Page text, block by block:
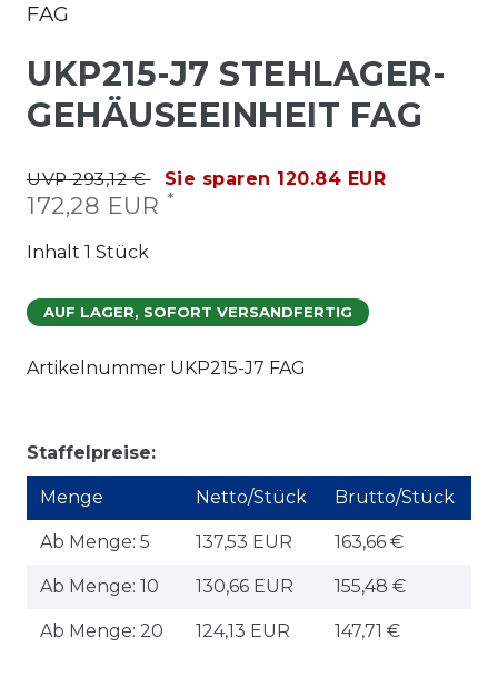
FAG
UKP215-J7 STEHLAGER-
GEHÄUSEEINHEIT FAG
UVP 293,12 € Sie sparen 120.84 EUR
172,28 EUR *
Inhalt 1 Stück
AUF LAGER, SOFORT VERSANDFERTIG
Artikelnummer UKP215-J7 FAG
Staffelpreise:
Menge Netto/Stück Brutto/Stück
Ab Menge: 5 137,53 EUR 163,66 €
Ab Menge: 10 130,66 EUR 155,48 €
Ab Menge: 20 124,13 EUR 147,71 €